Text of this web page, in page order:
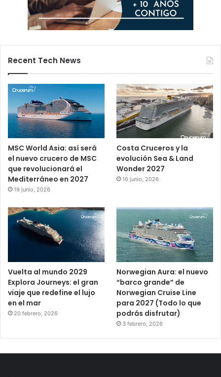
Recent Tech News
MSC World Asia: así será
el nuevo crucero de MSC
que revolucionará el
Mediterráneo en 2027
19 junio, 2026
Costa Cruceros y la
evolución Sea & Land
Wonder 2027
16 junio, 2026
Vuelta al mundo 2029
Explora Journeys: el gran
viaje que redefine el lujo
en el mar
20 febrero, 2026
Norwegian Aura: el nuevo
“barco grande” de
Norwegian Cruise Line
para 2027 (Todo lo que
podrás disfrutar)
3 febrero, 2026